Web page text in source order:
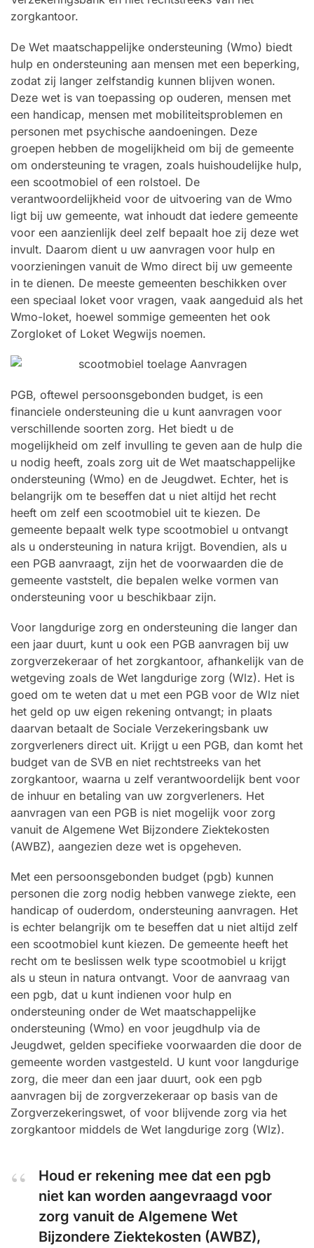
zorgkantoor.
De Wet maatschappelijke ondersteuning (Wmo) biedt
hulp en ondersteuning aan mensen met een beperking,
zodat zij langer zelfstandig kunnen blijven wonen.
Deze wet is van toepassing op ouderen, mensen met
een handicap, mensen met mobiliteitsproblemen en
personen met psychische aandoeningen. Deze
groepen hebben de mogelijkheid om bij de gemeente
om ondersteuning te vragen, zoals huishoudelijke hulp,
een scootmobiel of een rolstoel. De
verantwoordelijkheid voor de uitvoering van de Wmo
ligt bij uw gemeente, wat inhoudt dat iedere gemeente
voor een aanzienlijk deel zelf bepaalt hoe zij deze wet
invult. Daarom dient u uw aanvragen voor hulp en
voorzieningen vanuit de Wmo direct bij uw gemeente
in te dienen. De meeste gemeenten beschikken over
een speciaal loket voor vragen, vaak aangeduid als het
Wmo-loket, hoewel sommige gemeenten het ook
Zorgloket of Loket Wegwijs noemen.
PGB, oftewel persoonsgebonden budget, is een
financiele ondersteuning die u kunt aanvragen voor
verschillende soorten zorg. Het biedt u de
mogelijkheid om zelf invulling te geven aan de hulp die
u nodig heeft, zoals zorg uit de Wet maatschappelijke
ondersteuning (Wmo) en de Jeugdwet. Echter, het is
belangrijk om te beseffen dat u niet altijd het recht
heeft om zelf een scootmobiel uit te kiezen. De
gemeente bepaalt welk type scootmobiel u ontvangt
als u ondersteuning in natura krijgt. Bovendien, als u
een PGB aanvraagt, zijn het de voorwaarden die de
gemeente vaststelt, die bepalen welke vormen van
ondersteuning voor u beschikbaar zijn.
Voor langdurige zorg en ondersteuning die langer dan
een jaar duurt, kunt u ook een PGB aanvragen bij uw
zorgverzekeraar of het zorgkantoor, afhankelijk van de
wetgeving zoals de Wet langdurige zorg (Wlz). Het is
goed om te weten dat u met een PGB voor de Wlz niet
het geld op uw eigen rekening ontvangt; in plaats
daarvan betaalt de Sociale Verzekeringsbank uw
zorgverleners direct uit. Krijgt u een PGB, dan komt het
budget van de SVB en niet rechtstreeks van het
zorgkantoor, waarna u zelf verantwoordelijk bent voor
de inhuur en betaling van uw zorgverleners. Het
aanvragen van een PGB is niet mogelijk voor zorg
vanuit de Algemene Wet Bijzondere Ziektekosten
(AWBZ), aangezien deze wet is opgeheven.
Met een persoonsgebonden budget (pgb) kunnen
personen die zorg nodig hebben vanwege ziekte, een
handicap of ouderdom, ondersteuning aanvragen. Het
is echter belangrijk om te beseffen dat u niet altijd zelf
een scootmobiel kunt kiezen. De gemeente heeft het
recht om te beslissen welk type scootmobiel u krijgt
als u steun in natura ontvangt. Voor de aanvraag van
een pgb, dat u kunt indienen voor hulp en
ondersteuning onder de Wet maatschappelijke
ondersteuning (Wmo) en voor jeugdhulp via de
Jeugdwet, gelden specifieke voorwaarden die door de
gemeente worden vastgesteld. U kunt voor langdurige
zorg, die meer dan een jaar duurt, ook een pgb
aanvragen bij de zorgverzekeraar op basis van de
Zorgverzekeringswet, of voor blijvende zorg via het
zorgkantoor middels de Wet langdurige zorg (Wlz).
Houd er rekening mee dat een pgb
niet kan worden aangevraagd voor
zorg vanuit de Algemene Wet
Bijzondere Ziektekosten (AWBZ),